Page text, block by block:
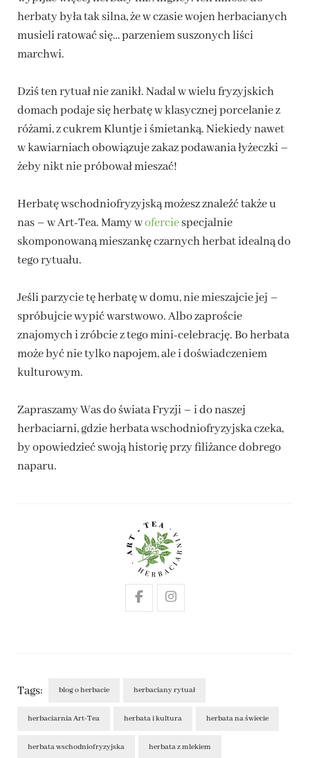
herbaty była tak silna, że w czasie wojen herbacianych
musieli ratować się… parzeniem suszonych liści
marchwi.
Dziś ten rytuał nie zanikł. Nadal w wielu fryzyjskich
domach podaje się herbatę w klasycznej porcelanie z
różami, z cukrem Kluntje i śmietanką. Niekiedy nawet
w kawiarniach obowiązuje zakaz podawania łyżeczki –
żeby nikt nie próbował mieszać!
Herbatę wschodniofryzyjską możesz znaleźć także u
nas – w Art-Tea. Mamy woferciespecjalnie
skomponowaną mieszankę czarnych herbat idealną do
tego rytuału.
Jeśli parzycie tę herbatę w domu, nie mieszajcie jej –
spróbujcie wypić warstwowo. Albo zaproście
znajomych i zróbcie z tego mini-celebrację. Bo herbata
może być nie tylko napojem, ale i doświadczeniem
kulturowym.
Zapraszamy Was do świata Fryzji – i do naszej
herbaciarni, gdzie herbata wschodniofryzyjska czeka,
by opowiedzieć swoją historię przy filiżance dobrego
naparu.
Tags: blog o herbacie herbaciany rytuał
herbaciarnia Art-Tea herbata i kultura herbata na świecie
herbata wschodniofryzyjska herbata z mlekiem